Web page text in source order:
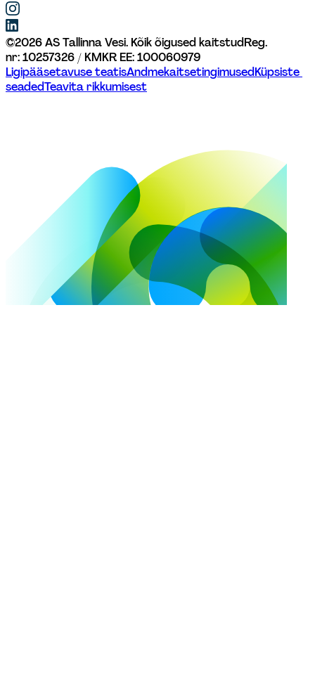
©2026AS Tallinna Vesi. Kõik õigused kaitstudReg.
nr: 10257326 / KMKR EE: 100060979
Ligipääsetavuse teatisAndmekaitsetingimusedKüpsiste
seadedTeavita rikkumisest